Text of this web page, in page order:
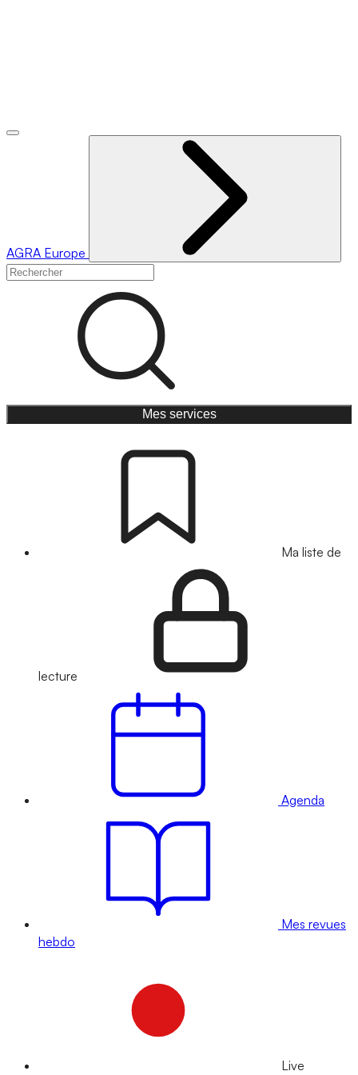
AGRA Europe
Mes services
Ma liste de
lecture
Agenda
Mes revues
hebdo
Live